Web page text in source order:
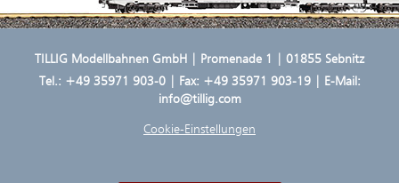
TILLIG Modellbahnen GmbH | Promenade 1 | 01855 Sebnitz
Tel.: +49 35971 903-0| Fax: +49 35971 903-19 | E-Mail:
info@tillig.com
Cookie-Einstellungen